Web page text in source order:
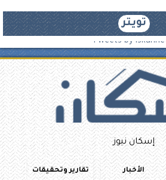
تويتر
Tweets by
إسكان نيوز
الأخبار تقارير وتحقيقات